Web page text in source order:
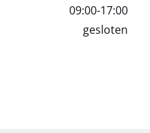
09:00-17:00
gesloten